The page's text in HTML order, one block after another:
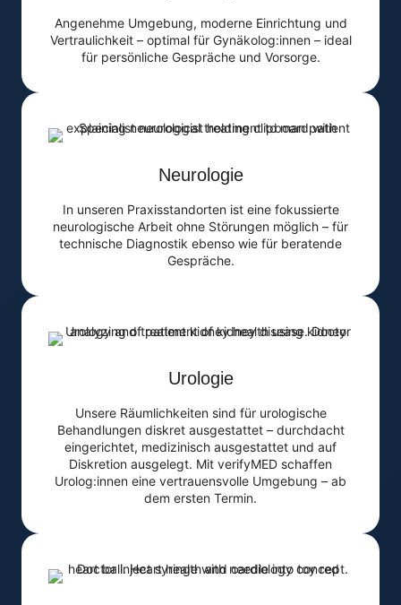
Angenehme Umgebung, moderne Einrichtung und
Vertraulichkeit – optimal für Gynäkolog:innen – ideal
für persönliche Gespräche und Vorsorge.
Neurologie
In unseren Praxisstandorten ist eine fokussierte
neurologische Arbeit ohne Störungen möglich – für
technische Diagnostik ebenso wie für beratende
Gespräche.
Urologie
Unsere Räumlichkeiten sind für urologische
Behandlungen diskret ausgestattet – durchdacht
eingerichtet, medizinisch ausgestattet und auf
Diskretion ausgelegt. Mit verifyMED schaffen
Urolog:innen eine vertrauensvolle Umgebung – ab
dem ersten Termin.